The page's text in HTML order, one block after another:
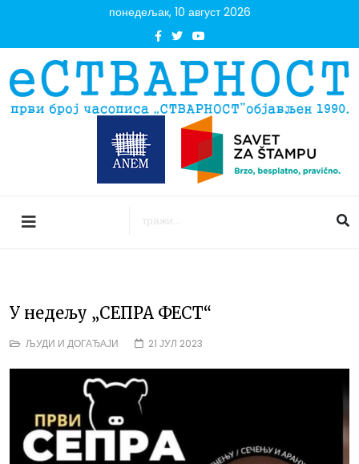
понедељак, 10 август 2026
У недељу „СЕПРА ФЕСТ“
ЉУДИ И ДОГАЂАЈИ 21 ЈУЛ 2023